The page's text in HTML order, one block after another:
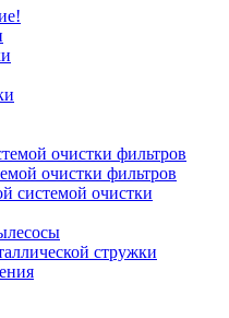
очистки фильтров
очистки фильтров
системой очистки
стружки